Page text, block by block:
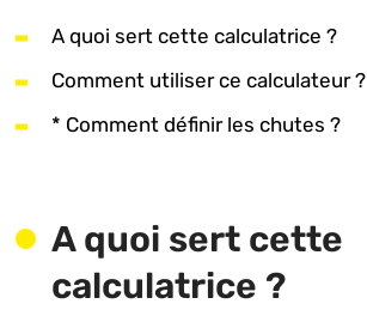
A quoi sert cette calculatrice ?
Comment utiliser ce calculateur ?
* Comment définir les chutes ?
A quoi sert cette
calculatrice ?